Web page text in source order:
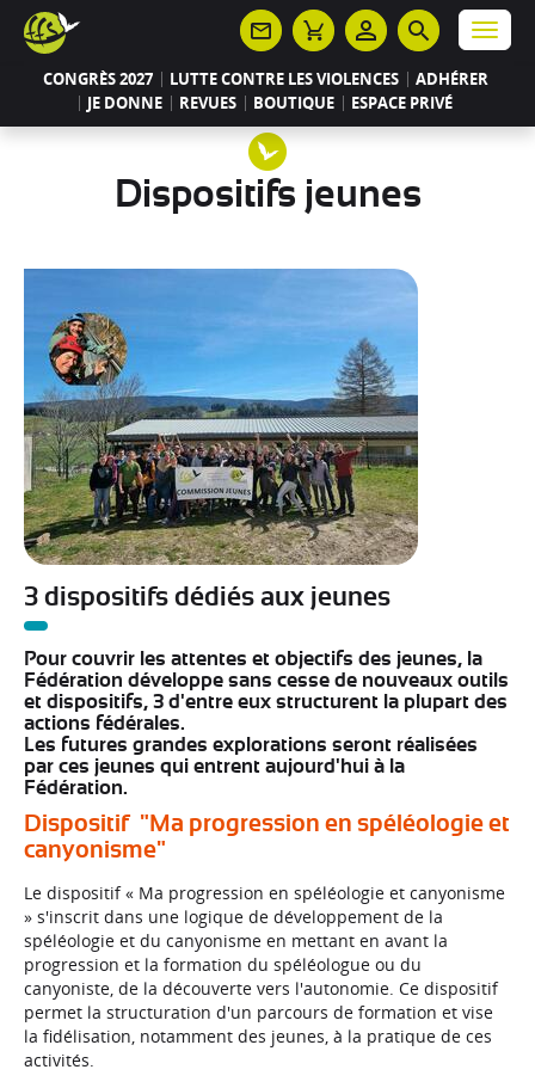
CONGRÈS 2027 LUTTE CONTRE LES VIOLENCES
ADHÉRER
JE DONNE
REVUES BOUTIQUE ESPACE PRIVÉ
Menu
Dispositifs jeunes
3 dispositifs dédiés aux jeunes
Pour couvrir les attentes et objectifs des jeunes, la
Fédération développe sans cesse de nouveaux outils
et dispositifs, 3 d'entre eux structurent la plupart des
actions fédérales.
Les futures grandes explorations seront réalisées
par ces jeunes qui entrent aujourd'hui à la
Fédération.
Dispositif "Ma progression en spéléologie et
canyonisme"
Le dispositif « Ma progression en spéléologie et canyonisme
» s'inscrit dans une logique de développement de la
spéléologie et du canyonisme en mettant en avant la
progression et la formation du spéléologue ou du
canyoniste, de la découverte vers l'autonomie. Ce dispositif
permet la structuration d'un parcours de formation et vise
la fidélisation, notamment des jeunes, à la pratique de ces
activités.
Panneau de gestion des cookies